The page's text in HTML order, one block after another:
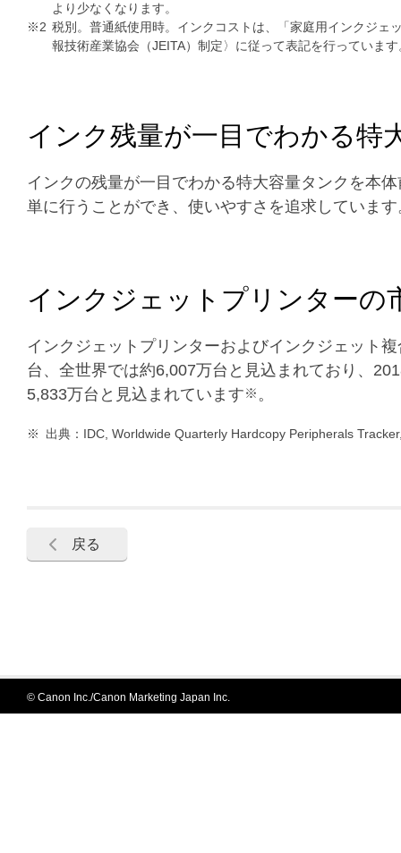
より少なくなります。
※2 税別。普通紙使用時。インクコストは、「家庭用インクジェ
報技術産業協会（JEITA）制定〉に従って表記を行っていま
インク残量が一目でわかる特
インクの残量が一目でわかる特大容量タンクを本
単に行うことができ、使いやすさを追求しています
インクジェットプリンターの
インクジェットプリンターおよびインクジェット
台、全世界では約6,007万台と見込まれており、
5,833万台と見込まれています※。
※ 出典：IDC, Worldwide Quarterly Hardcopy Peripherals
戻る
© Canon Inc./Canon Marketing Japan Inc.